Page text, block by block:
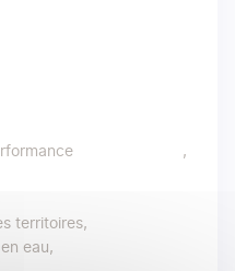
territoires
eau